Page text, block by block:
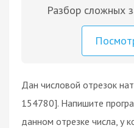
Разбор сложных
Дан числовой отрезок
154780]. Напишите
данном отрезке числа, у